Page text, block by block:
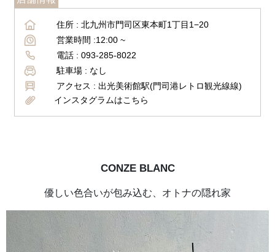
住所 : 北九州市門司区東本町1丁目1−20
営業時間 :12:00 ~
電話 : 093-285-8022
駐車場 : なし
アクセス : 出光美術館駅(門司港レトロ観光線線)
インスタグラムはこちら
CONZE BLANC
優しい色合いが包み込む、オトナの隠れ家